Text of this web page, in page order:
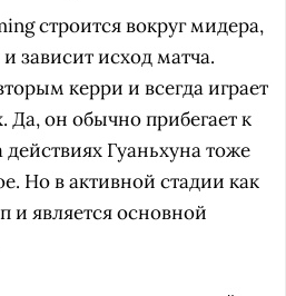
строится вокруг мидера,
зависит исход матча.
керри и всегда играет
Да, он обычно прибегает к
Гуаньхуна тоже
Но в активной стадии как
и является основной